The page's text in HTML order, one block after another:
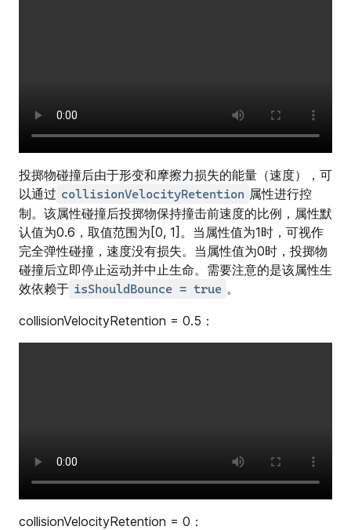
投掷物碰撞后由于形变和摩擦力损失的能量（速度），可
以通过 collisionVelocityRetention 属性进行控
制。该属性碰撞后投掷物保持撞击前速度的比例，属性默
认值为0.6，取值范围为[0, 1]。当属性值为1时，可视作
完全弹性碰撞，速度没有损失。当属性值为0时，投掷物
碰撞后立即停止运动并中止生命。需要注意的是该属性生
效依赖于 isShouldBounce = true 。
collisionVelocityRetention = 0.5：
collisionVelocityRetention = 0：